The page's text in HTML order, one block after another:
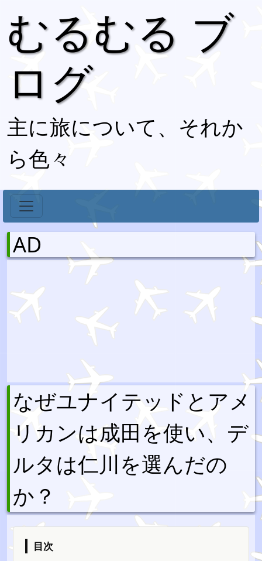
むるむる ブ
ログ
主に旅について、それか
ら色々
AD
なぜユナイテッドとアメ
リカンは成田を使い、デ
ルタは仁川を選んだの
か？
目次